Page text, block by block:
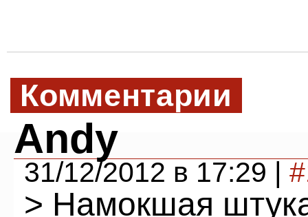
Комментарии
Andy
31/12/2012 в 17:29 |
> Намокшая